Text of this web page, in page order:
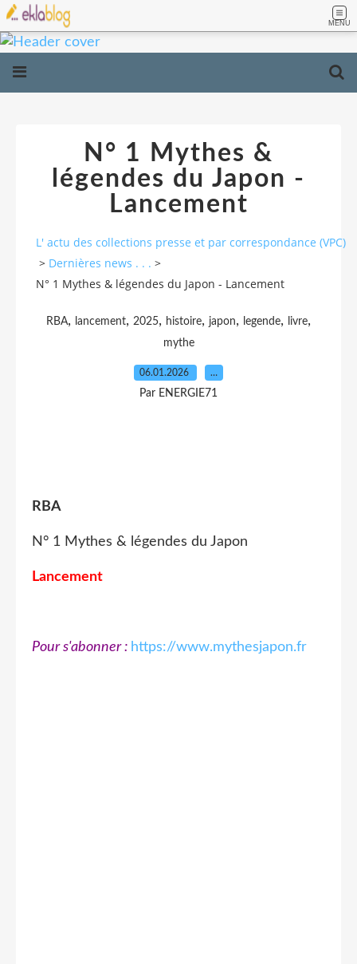
MENU
N° 1 Mythes &
légendes du Japon -
Lancement
L' actu des collections presse et par correspondance (VPC)
> Dernières news . . . >
N° 1 Mythes & légendes du Japon - Lancement
RBA, lancement, 2025, histoire, japon, legende, livre,
mythe
06.01.2026 …
Par ENERGIE71
RBA
N° 1 Mythes & légendes du Japon
Lancement
Pour s'abonner : https://www.mythesjapon.fr